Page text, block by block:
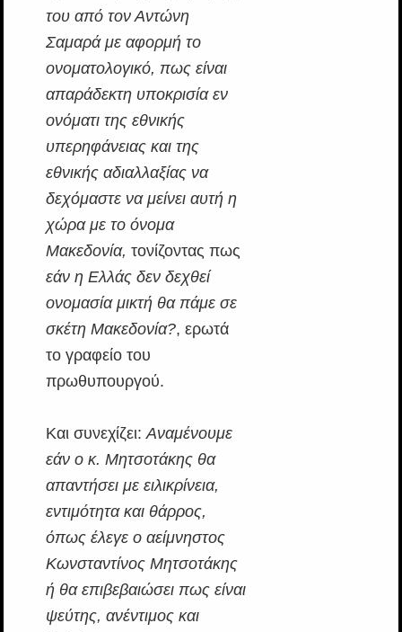
του από τον Αντώνη
Σαμαρά με αφορμή το
ονοματολογικό, πως είναι
απαράδεκτη υποκρισία εν
ονόματι της εθνικής
υπερηφάνειας και της
εθνικής αδιαλλαξίας να
δεχόμαστε να μείνει αυτή η
χώρα με το όνομα
Μακεδονία, τονίζοντας πως
εάν η Ελλάς δεν δεχθεί
ονομασία μικτή θα πάμε σε
σκέτη Μακεδονία?, ερωτά
το γραφείο του
πρωθυπουργού.
Και συνεχίζει:Αναμένουμε
εάν ο κ. Μητσοτάκης θα
απαντήσει με ειλικρίνεια,
εντιμότητα και θάρρος,
όπως έλεγε ο αείμνηστος
Κωνσταντίνος Μητσοτάκης
ή θα επιβεβαιώσει πως είναι
ψεύτης, ανέντιμος και